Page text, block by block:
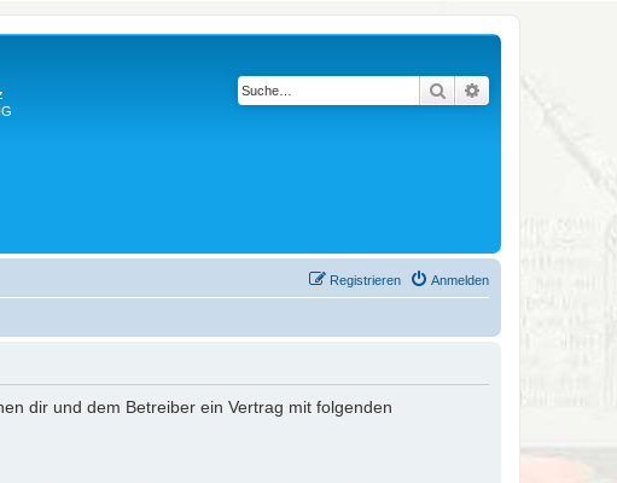
Suche Erweiterte Suche
Anmelden
Registrieren
dir und dem Betreiber ein Vertrag mit folgenden